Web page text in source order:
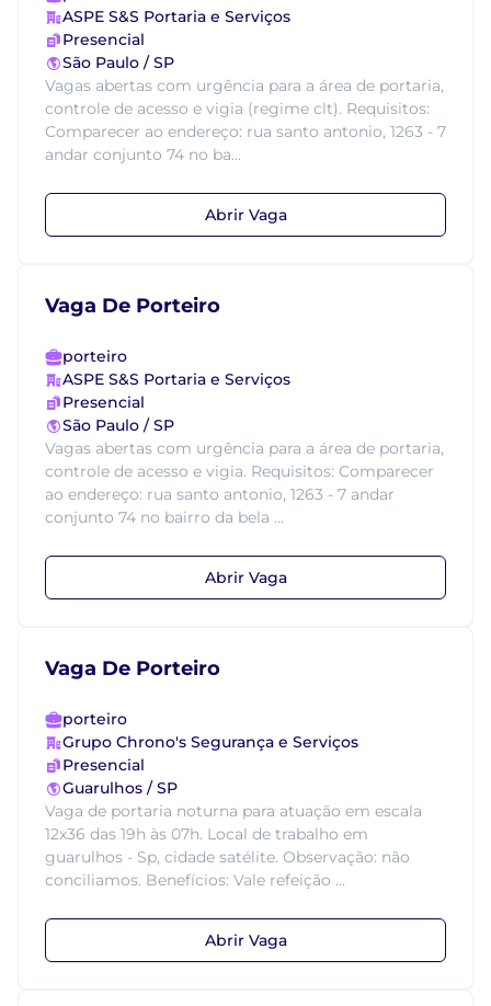
ASPE S&S Portaria e Serviços
Presencial
São Paulo / SP
Vagas abertas com urgência para a área de portaria,
controle de acesso e vigia (regime clt). Requisitos:
Comparecer ao endereço: rua santo antonio, 1263 - 7
andar conjunto 74 no ba...
Abrir Vaga
Vaga De Porteiro
porteiro
ASPE S&S Portaria e Serviços
Presencial
São Paulo / SP
Vagas abertas com urgência para a área de portaria,
controle de acesso e vigia. Requisitos: Comparecer
ao endereço: rua santo antonio, 1263 - 7 andar
conjunto 74 no bairro da bela ...
Abrir Vaga
Vaga De Porteiro
porteiro
Grupo Chrono's Segurança e Serviços
Presencial
Guarulhos / SP
Vaga de portaria noturna para atuação em escala
12x36 das 19h às 07h. Local de trabalho em
guarulhos - Sp, cidade satélite. Observação: não
conciliamos. Benefícios: Vale refeição ...
Abrir Vaga